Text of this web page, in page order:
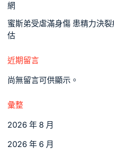
網
蜜斯弟受虐滿身傷 患精力決
估
近期留言
尚無留言可供顯示。
彙整
2026 年 8 月
2026 年 6 月